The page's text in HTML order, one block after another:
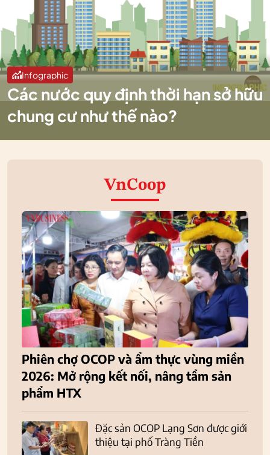
Infographic
Các nước quy định thời hạn sở hữu
chung cư như thế nào?
VnCoop
Phiên chợ OCOP và ẩm thực vùng miền
2026: Mở rộng kết nối, nâng tầm sản
phẩm HTX
Đặc sản OCOP Lạng Sơn được giới
thiệu tại phố Tràng Tiền